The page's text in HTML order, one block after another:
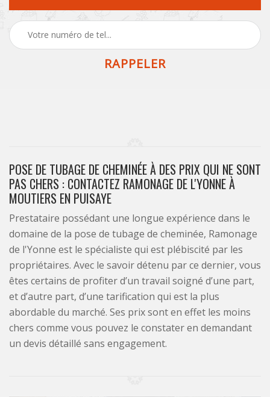
POSE DE TUBAGE DE CHEMINÉE À DES PRIX QUI NE SONT
PAS CHERS : CONTACTEZ RAMONAGE DE L'YONNE À
MOUTIERS EN PUISAYE
Prestataire possédant une longue expérience dans le
domaine de la pose de tubage de cheminée, Ramonage
de l'Yonne est le spécialiste qui est plébiscité par les
propriétaires. Avec le savoir détenu par ce dernier, vous
êtes certains de profiter d’un travail soigné d’une part,
et d’autre part, d’une tarification qui est la plus
abordable du marché. Ses prix sont en effet les moins
chers comme vous pouvez le constater en demandant
un devis détaillé sans engagement.